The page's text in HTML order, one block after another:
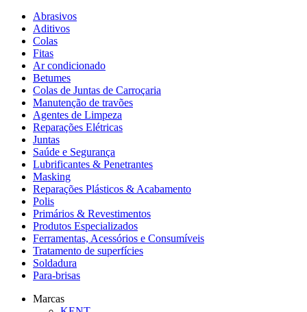
Abrasivos
Aditivos
Colas
Fitas
Ar condicionado
Betumes
Colas de Juntas de Carroçaria
Manutenção de travões
Agentes de Limpeza
Reparações Elétricas
Juntas
Saúde e Segurança
Lubrificantes & Penetrantes
Masking
Reparações Plásticos & Acabamento
Polis
Primários & Revestimentos
Produtos Especializados
Ferramentas, Acessórios e Consumíveis
Tratamento de superfícies
Soldadura
Para-brisas
Marcas